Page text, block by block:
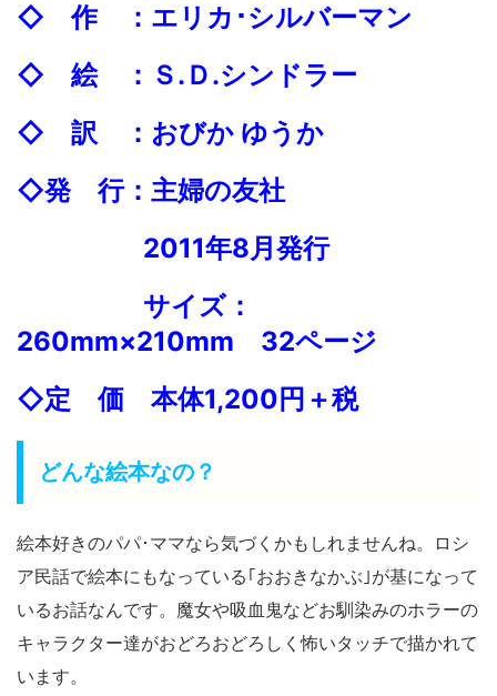
◇ 作
：エリカ･シルバーマン
◇ 絵 ：Ｓ.Ｄ.シンドラー
◇ 訳 ：おびか ゆうか
◇発 行：主婦の友社
2011年8月発行
サイズ：
260mm×210mm 32ページ
◇定 価 本体1,200円＋税
どんな絵本なの？
絵本好きのパパ･ママなら気づくかもしれませんね。ロシ
ア民話で絵本にもなっている｢おおきなかぶ｣が基になって
いるお話なんです。魔女や吸血鬼などお馴染みのホラーの
キャラクター達がおどろおどろしく怖いタッチで描かれて
います。